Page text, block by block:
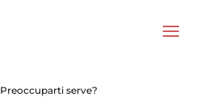
Preoccuparti serve?